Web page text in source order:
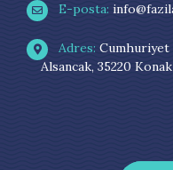
E-posta:
Adres: Cumhuriyet
Alsancak, 35220